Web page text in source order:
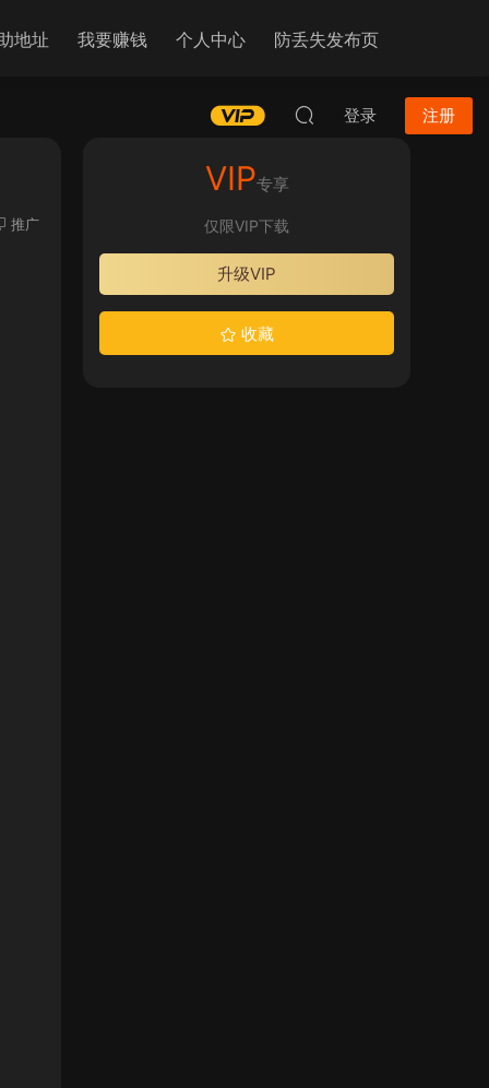
地址 我要赚钱 个人中心 防丢失发布页
登录 注册
推广
VIP专享
仅限VIP下载
升级VIP
收藏